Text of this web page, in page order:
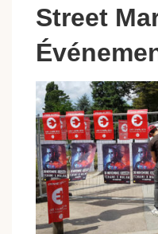
Street